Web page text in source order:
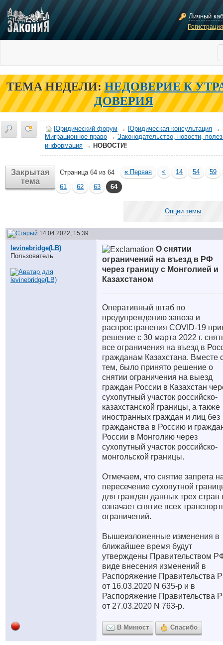
Личный
ТЕМА НЕДЕЛИ: НЕДОВЕРИЕ К
ДОВЕРИЯ
Юридический форум → Юридическая консультация →
Миграционное право → Законодательство, новости,
информация → НОВОСТИ!
Закрытая
тема
Страница 64 из 64 « Первая < 14 54
59
61
62 63 64
Опции темы
14.04.2022, 15:39
levinebridge(LB)
Пользователь
О снятии
ограничений на въезд в РФ
через границу с Монголией и
Казахстаном
Оперативный штаб по
предупреждению завоза и
распространения COVID-19
решение с 30 марта 2022 г.
все ограничения на въезд в
гражданам Казахстана. Вместе
тем, было принято решение о
снятии ограничения на выезд
граждан России в Казахстан
сухопутный участок российско-
казахстанской границы, а также
иностранных граждан и лиц без
гражданства в Россию и
России в Монголию через
сухопутный участок российско-
монгольской границы.
Отмечаем, что снятие запрета
пересечение сухопутной
для граждан данных трех стран
означает снятие всех
ограничений.
Вышеизложенные изменения в
ближайшее время будут
утверждены Правительством
виде внесения изменений в
Распоряжение Правительства
от 16.03.2020 N 635-р и в
Распоряжение Правительства
от 27.03.2020 N 763-р.
В Минюст Спасибо